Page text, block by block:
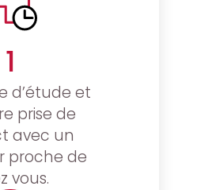
1
d’étude et
prise de
avec un
proche de
vous.